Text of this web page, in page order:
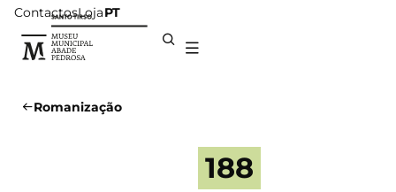
ContactosLojaPT
Romanização
188